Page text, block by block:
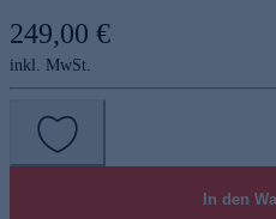
249,00 €
inkl. MwSt.
In den